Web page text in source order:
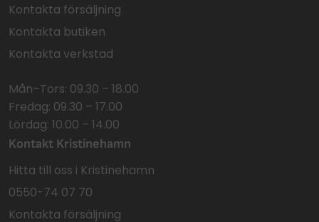
Kontakta försäljning
Kontakta butiken
Kontakta verkstad
Mån–Tors: 09.30 – 18.00
Fredag: 09.30 – 17.00
Lördag: 10.00 – 14.00
Kontakt Kristinehamn
Hitta till oss i Kristinehamn
0550-74 07 70
Kontakta försäljning